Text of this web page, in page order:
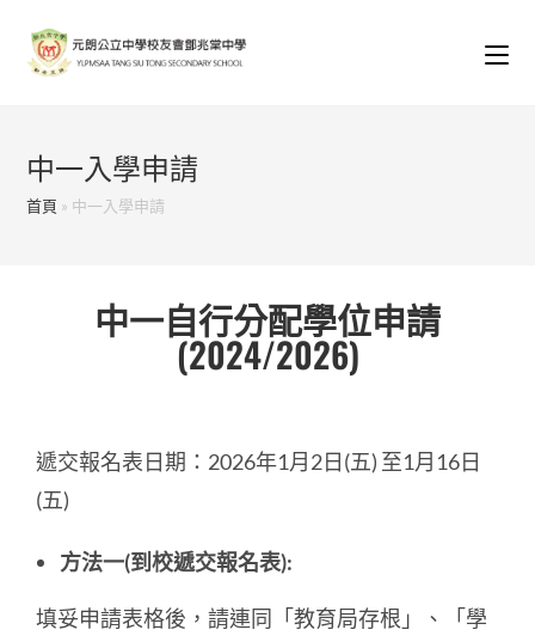
中一入學申請
首頁 » 中一入學申請
中一自行分配學位申請
(2024/2026)
遞交報名表日期：2026年1月2日(五) 至1月16日
(五)
方法一(到校遞交報名表):
填妥申請表格後，請連同「教育局存根」、「學